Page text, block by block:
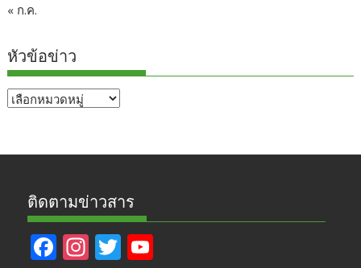
« ก.ค.
หัวข้อข่าว
หัวข้อ
ติดตามข่าวสาร
F In T